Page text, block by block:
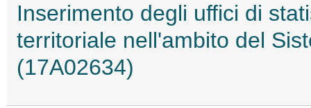
Inserimento degli uffici di
territoriale nell'ambito del
(17A02634)